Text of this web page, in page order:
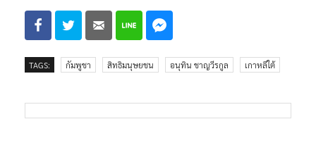
TAGS: กัมพูชา สิทธิมนุษยชน อนุทิน ชาญวีรกูล เกาหลีใต้